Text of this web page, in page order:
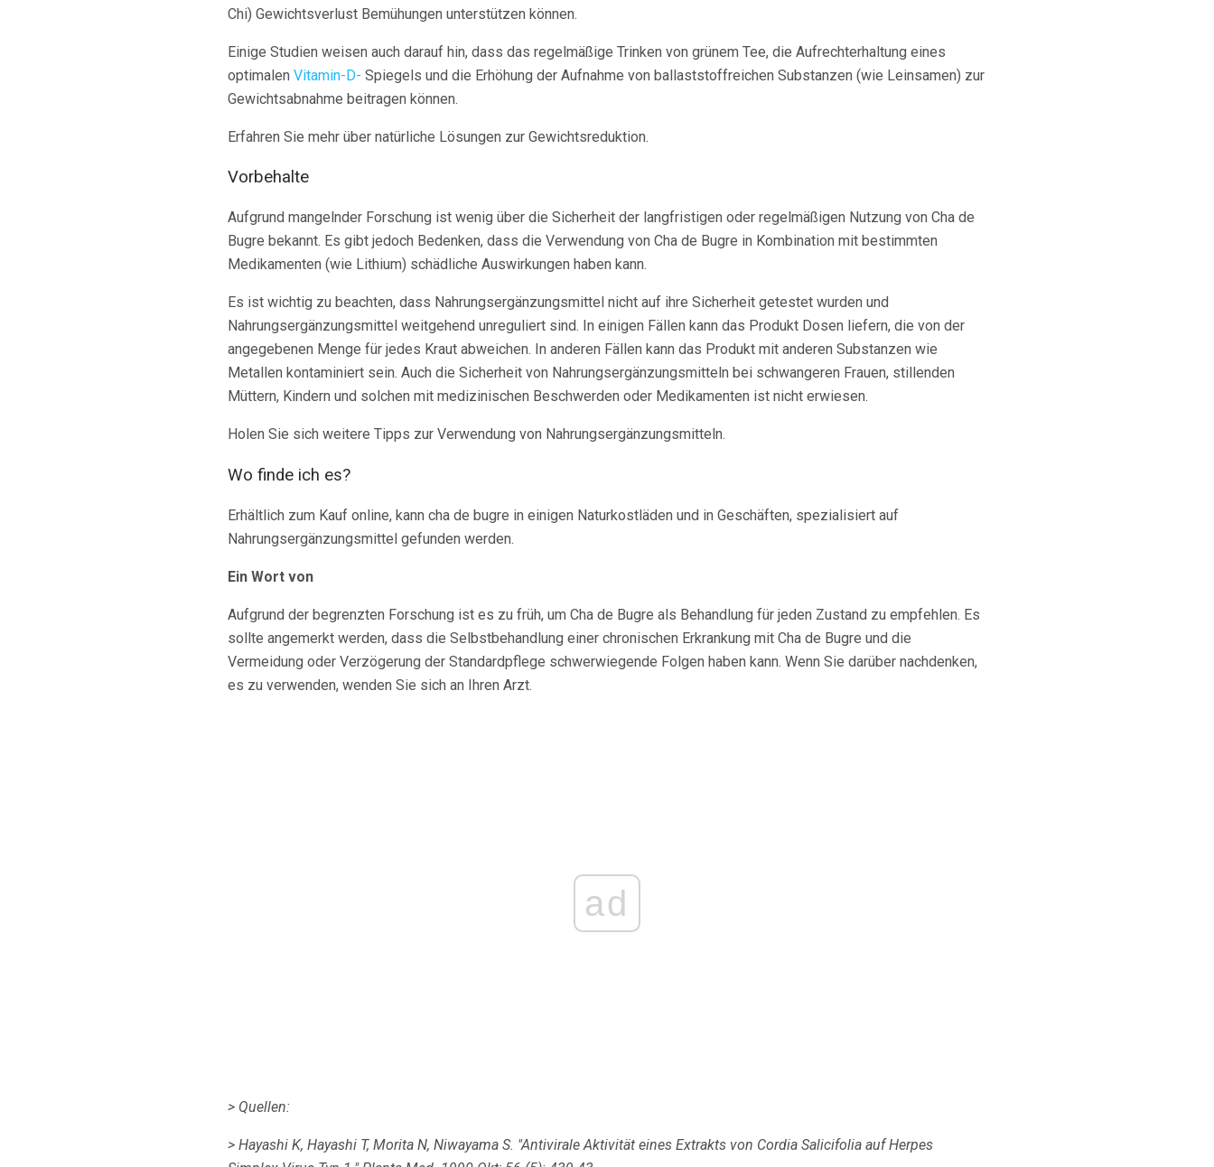
Chi) Gewichtsverlust Bemühungen unterstützen können.
Einige Studien weisen auch darauf hin, dass das regelmäßige Trinken von grünem Tee, die Aufrechterhaltung eines
optimalen Vitamin-D- Spiegels und die Erhöhung der Aufnahme von ballaststoffreichen Substanzen (wie Leinsamen) zur
Gewichtsabnahme beitragen können.
Erfahren Sie mehr über natürliche Lösungen zur Gewichtsreduktion.
Vorbehalte
Aufgrund mangelnder Forschung ist wenig über die Sicherheit der langfristigen oder regelmäßigen Nutzung von Cha de
Bugre bekannt. Es gibt jedoch Bedenken, dass die Verwendung von Cha de Bugre in Kombination mit bestimmten
Medikamenten (wie Lithium) schädliche Auswirkungen haben kann.
Es ist wichtig zu beachten, dass Nahrungsergänzungsmittel nicht auf ihre Sicherheit getestet wurden und
Nahrungsergänzungsmittel weitgehend unreguliert sind. In einigen Fällen kann das Produkt Dosen liefern, die von der
angegebenen Menge für jedes Kraut abweichen. In anderen Fällen kann das Produkt mit anderen Substanzen wie
Metallen kontaminiert sein. Auch die Sicherheit von Nahrungsergänzungsmitteln bei schwangeren Frauen, stillenden
Müttern, Kindern und solchen mit medizinischen Beschwerden oder Medikamenten ist nicht erwiesen.
Holen Sie sich weitere Tipps zur Verwendung von Nahrungsergänzungsmitteln.
Wo finde ich es?
Erhältlich zum Kauf online, kann cha de bugre in einigen Naturkostläden und in Geschäften, spezialisiert auf
Nahrungsergänzungsmittel gefunden werden.
Ein Wort von
Aufgrund der begrenzten Forschung ist es zu früh, um Cha de Bugre als Behandlung für jeden Zustand zu empfehlen. Es
sollte angemerkt werden, dass die Selbstbehandlung einer chronischen Erkrankung mit Cha de Bugre und die
Vermeidung oder Verzögerung der Standardpflege schwerwiegende Folgen haben kann. Wenn Sie darüber nachdenken,
es zu verwenden, wenden Sie sich an Ihren Arzt.
ad
> Quellen:
> Hayashi K, Hayashi T, Morita N, Niwayama S. "Antivirale Aktivität eines Extrakts von Cordia Salicifolia auf Herpes